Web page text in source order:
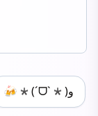
🍻*(ˊᗜˋ*)و